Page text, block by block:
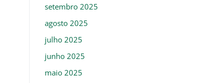
setembro 2025
agosto 2025
julho 2025
junho 2025
maio 2025